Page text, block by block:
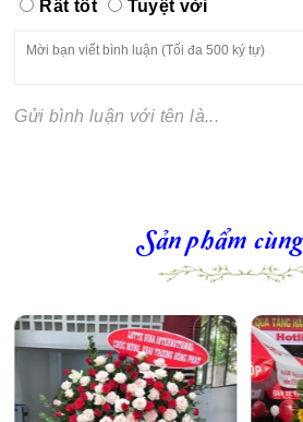
Rất tốt
Tuyệt vời
Gửi bình luận với tên là...
Sản phẩm